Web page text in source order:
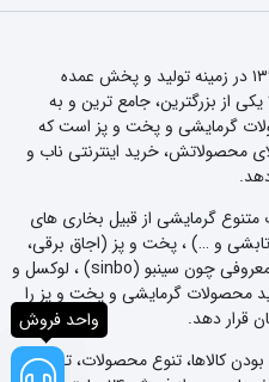
گروه ایرانا کالا فعالیت خود را از سال ۱۳۹۳ در زمینه تولید و پخش عمده
یکی از بزرگترین، جامع ترین و به
گرمایشی و پخت و پز است که
محصولاتش، خرید اینترنتی ناب و
متنوع گرمایشی از قبیل بخاری های
و …) ، پخت و پز (اجاق برقی،
کباب پز و …) را از برندهای سرشناس و معروفی چون سینبو (sinbo) ، لوکسل و
محصولات گرمایشی و پخت و پز را
قرار دهد.
بودن کالاها، تنوع محصولات، تحویل
واحد فروش